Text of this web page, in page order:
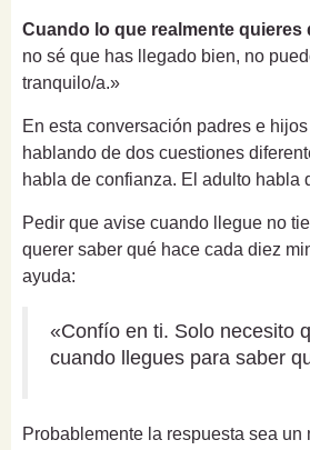
Cuando lo que realmente quieres
no sé que has llegado bien, no
tranquilo/a.»
En esta conversación padres e
hablando de dos cuestiones
habla de confianza. El adulto habla
Pedir que avise cuando llegue no
querer saber qué hace cada diez
ayuda:
«Confío en ti. Solo necesito
cuando llegues para saber
Probablemente la respuesta sea un